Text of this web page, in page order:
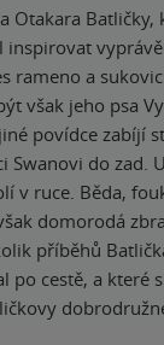
Otakara Batličky,
inspirovat
rameno a
však jeho psa
povídce zabíjí
Swanovi do zad.
v ruce. Běda,
domorodá
příběhů
po cestě, a které